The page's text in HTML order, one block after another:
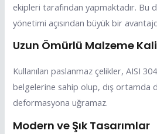
ekipleri tarafından yapmaktadır. Bu
yönetimi açısından büyük bir
Uzun Ömürlü Malzeme
Kullanılan paslanmaz çelikler, AISI
belgelerine sahip olup, dış ortamda
deformasyona uğramaz.
Modern ve Şık Tasarımlar